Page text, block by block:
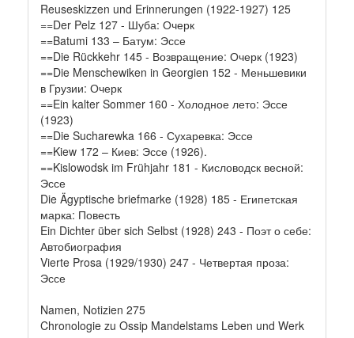
Reuseskizzen und Erinnerungen (1922-1927) 125
==Der Pelz 127 - Шуба: Очерк
==Batumi 133 – Батум: Эссе
==Die Rückkehr 145 - Возвращение: Очерк (1923)
==Die Menschewiken in Georgien 152 - Меньшевики
в Грузии: Очерк
==Ein kalter Sommer 160 - Холодное лето: Эссе
(1923)
==Die Sucharewka 166 - Сухаревка: Эссе
==Kiew 172 – Киев: Эссе (1926).
==Kislowodsk im Frühjahr 181 - Кисловодск весной:
Эссе
Die Ägyptische briefmarke (1928) 185 - Египетская
марка: Повесть
Ein Dichter über sich Selbst (1928) 243 - Поэт о себе:
Автобиография
Vierte Prosa (1929/1930) 247 - Четвертая проза:
Эссе
Namen, Notizien 275
Chronologie zu Ossip Mandelstams Leben und Werk